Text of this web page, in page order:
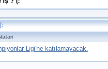
Ligi'ne katılamayacak.